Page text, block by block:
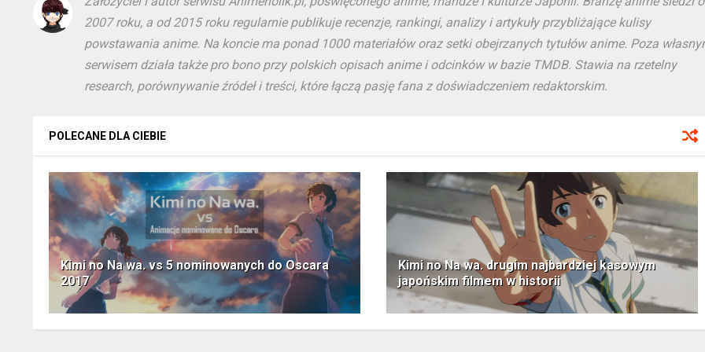
2007 roku, a od 2015 roku regularnie publikuje recenzje, rankingi, analizy i artykuły przybliżające kulisy
powstawania anime. Na koncie ma ponad 1000 materiałów oraz setki obejrzanych tytułów anime. Poza
serwisem działa także pro bono przy polskich opisach anime i odcinków w bazie TMDB. Stawia na rzetelny
research, porównywanie źródeł i treści, które łączą pasję fana z doświadczeniem redaktorskim.
POLECANE DLA CIEBIE
Kimi no Na wa. vs 5 nominowanych do Oscara
2017
Kimi no Na wa. drugim najbardziej kasowym
japońskim filmem w historii